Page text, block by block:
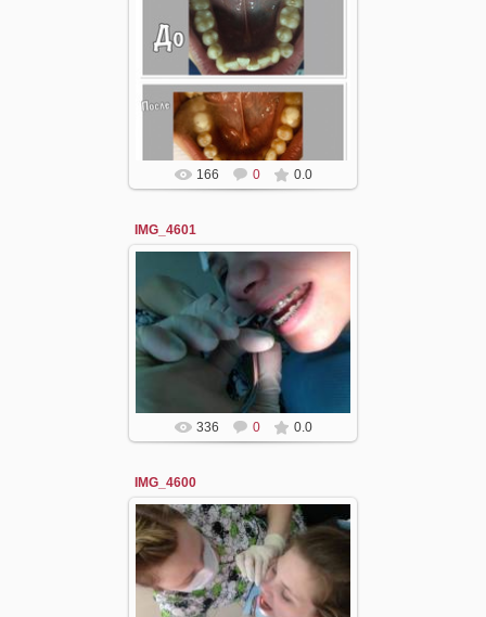
11.02.2021
dzergal
166 0 0.0
IMG_4601
05.05.2016
dzergal
336 0 0.0
IMG_4600
05.05.2016
dzergal